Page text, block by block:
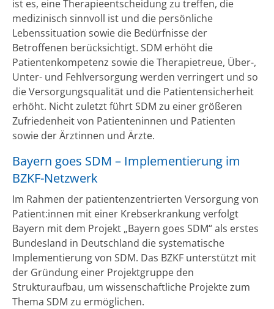
ist es, eine Therapieentscheidung zu treffen, die
medizinisch sinnvoll ist und die persönliche
Lebenssituation sowie die Bedürfnisse der
Betroffenen berücksichtigt. SDM erhöht die
Patientenkompetenz sowie die Therapietreue, Über-,
Unter- und Fehlversorgung werden verringert und so
die Versorgungsqualität und die Patientensicherheit
erhöht. Nicht zuletzt führt SDM zu einer größeren
Zufriedenheit von Patienteninnen und Patienten
sowie der Ärztinnen und Ärzte.
Bayern goes SDM – Implementierung im
BZKF-Netzwerk
Im Rahmen der patientenzentrierten Versorgung von
Patient:innen mit einer Krebserkrankung verfolgt
Bayern mit dem Projekt „Bayern goes SDM“ als erstes
Bundesland in Deutschland die systematische
Implementierung von SDM. Das BZKF unterstützt mit
der Gründung einer Projektgruppe den
Strukturaufbau, um wissenschaftliche Projekte zum
Thema SDM zu ermöglichen.